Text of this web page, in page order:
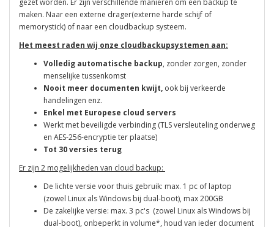
maken. Naar een externe drager(externe harde schijf of
memorystick) of naar een cloudbackup systeem.
Het meest raden wij onze cloudbackupsystemen aan:
Volledig automatische backup, zonder zorgen, zonder
menselijke tussenkomst
Nooit meer documenten kwijt, ook bij verkeerde
handelingen enz.
Enkel met Europese cloud servers
Werkt met beveiligde verbinding (TLS versleuteling onderweg
en AES-256-encryptie ter plaatse)
Tot 30 versies terug
Er zijn 2 mogelijkheden van cloud backup:
De lichte versie voor thuis gebruik: max. 1 pc of laptop
(zowel Linux als Windows bij dual-boot), max 200GB
De zakelijke versie: max. 3 pc's (zowel Linux als Windows bij
dual-boot), onbeperkt in volume*, houd van ieder document